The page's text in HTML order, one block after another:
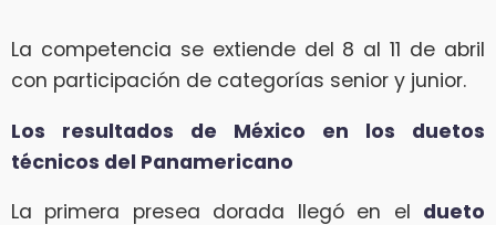
La competencia se extiende del 8 al 11 de abril
con participación de categorías senior y junior.
Los resultados de México en los duetos
técnicos del Panamericano
La primera presea dorada llegó en el dueto